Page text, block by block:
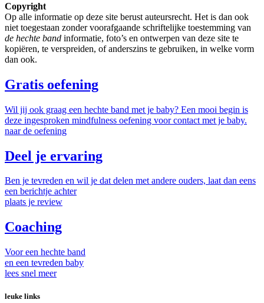
Copyright
Op alle informatie op deze site berust auteursrecht. Het is dan ook
niet toegestaan zonder voorafgaande schriftelijke toestemming van
de hechte band informatie, foto’s en ontwerpen van deze site te
kopiëren, te verspreiden, of anderszins te gebruiken, in welke vorm
dan ook.
Gratis oefening
Wil jij ook graag een hechte band met je baby? Een mooi begin is
deze ingesproken mindfulness oefening voor contact met je baby.
naar de oefening
Deel je ervaring
Ben je tevreden en wil je dat delen met andere ouders, laat dan eens
een berichtje achter
plaats je review
Coaching
Voor een hechte band
en een tevreden baby
lees snel meer
leuke links